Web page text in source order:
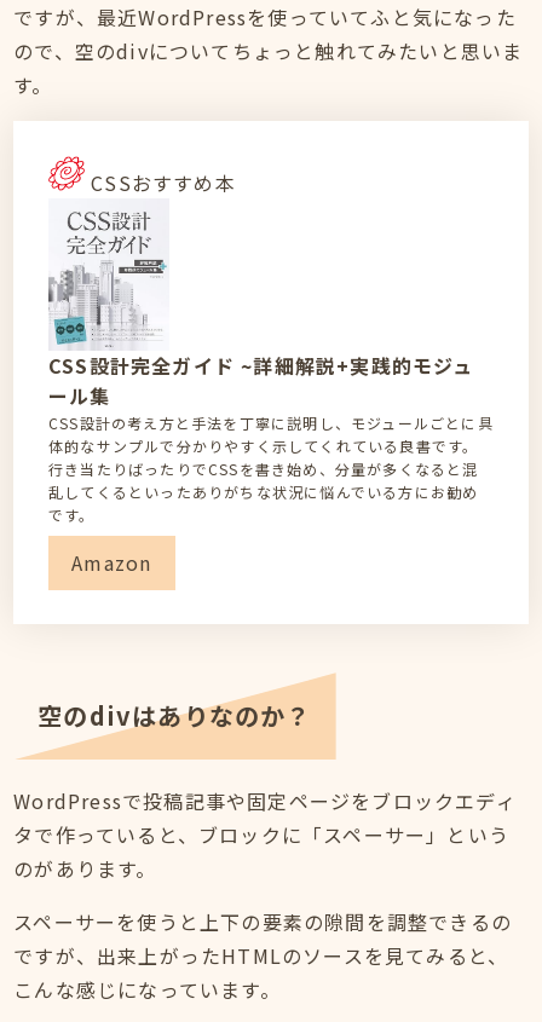
ですが、最近WordPressを使っていてふと気になった
ので、空のdivについてちょっと触れてみたいと思いま
す。
CSSおすすめ本
CSS設計完全ガイド ~詳細解説+実践的モジュ
ール集
CSS設計の考え方と手法を丁寧に説明し、モジュールごとに具
体的なサンプルで分かりやすく示してくれている良書です。
行き当たりばったりでCSSを書き始め、分量が多くなると混
乱してくるといったありがちな状況に悩んでいる方にお勧め
です。
Amazon
空のdivはありなのか？
WordPressで投稿記事や固定ページをブロックエディ
タで作っていると、ブロックに「スペーサー」という
のがあります。
スペーサーを使うと上下の要素の隙間を調整できるの
ですが、出来上がったHTMLのソースを見てみると、
こんな感じになっています。